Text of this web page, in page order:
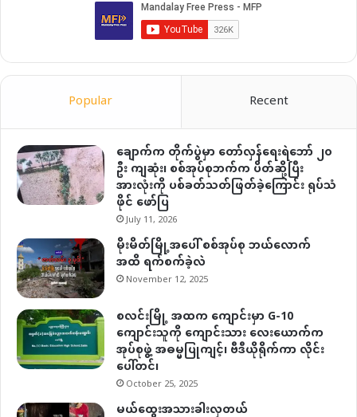
Popular Recent
ချောက်က တိုက်ပွဲမှာ တော်လှန်ရေးရဲဘော် ၂၀
ဦး ကျဆုံး၊ စစ်အုပ်စုဘက်က ပိတ်ဆို့ပြီး
အားလုံးကို ပစ်ခတ်သတ်ဖြတ်ခဲ့ကြောင်း ရုပ်သံ
ဖိုင် ဖော်ပြ
July 11, 2026
မိုးမိတ်မြို့အပေါ် စစ်အုပ်စု ဘယ်လောက်
အထိ ရက်စက်ခဲ့လဲ
November 12, 2025
စလင်းမြို့ အထက ကျောင်းမှာ G-10
ကျောင်းသူကို ကျောင်းသား လေးယောက်က
အုပ်စုဖွဲ့ အဓမ္မပြုကျင့်၊ ဗီဒီယိုရိုက်ကာ လိုင်း
ပေါ်တင်၊
October 25, 2025
မယ်ထွေးအသားခါးလှတယ်